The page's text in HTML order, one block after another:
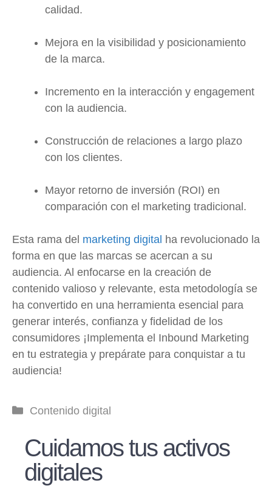
calidad.
Mejora en la visibilidad y posicionamiento
de la marca.
Incremento en la interacción y engagement
con la audiencia.
Construcción de relaciones a largo plazo
con los clientes.
Mayor retorno de inversión (ROI) en
comparación con el marketing tradicional.
Esta rama del marketing digital ha revolucionado la
forma en que las marcas se acercan a su
audiencia. Al enfocarse en la creación de
contenido valioso y relevante, esta metodología se
ha convertido en una herramienta esencial para
generar interés, confianza y fidelidad de los
consumidores ¡Implementa el Inbound Marketing
en tu estrategia y prepárate para conquistar a tu
audiencia!
Categorías
Contenido digital
Cuidamos tus activos
digitales